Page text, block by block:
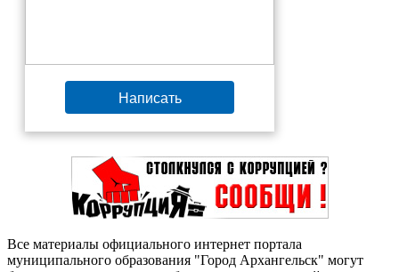
Написать
Все материалы официального интернет портала
муниципального образования "Город Архангельск" могут